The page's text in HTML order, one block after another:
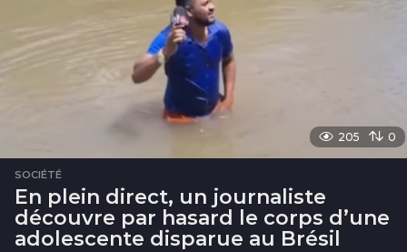
205 0
SOCIÉTÉ
En plein direct, un journaliste
découvre par hasard le corps d’une
adolescente disparue au Brésil